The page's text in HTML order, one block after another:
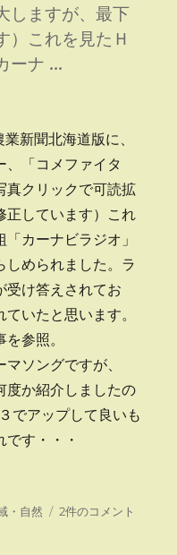
しますが、最下
）これを見たＨ
ーナ …
新聞北海道版に、
、「コメファイタ
真クリックで可読拡
正しています）これ
カーナビラジオ」
しめられました。ラ
受け答えされてお
いたと思います。
参照。
ソングですが、
度か紹介しましたの
でアップして良いも
す・・・
・自然
コ
2件のコメント